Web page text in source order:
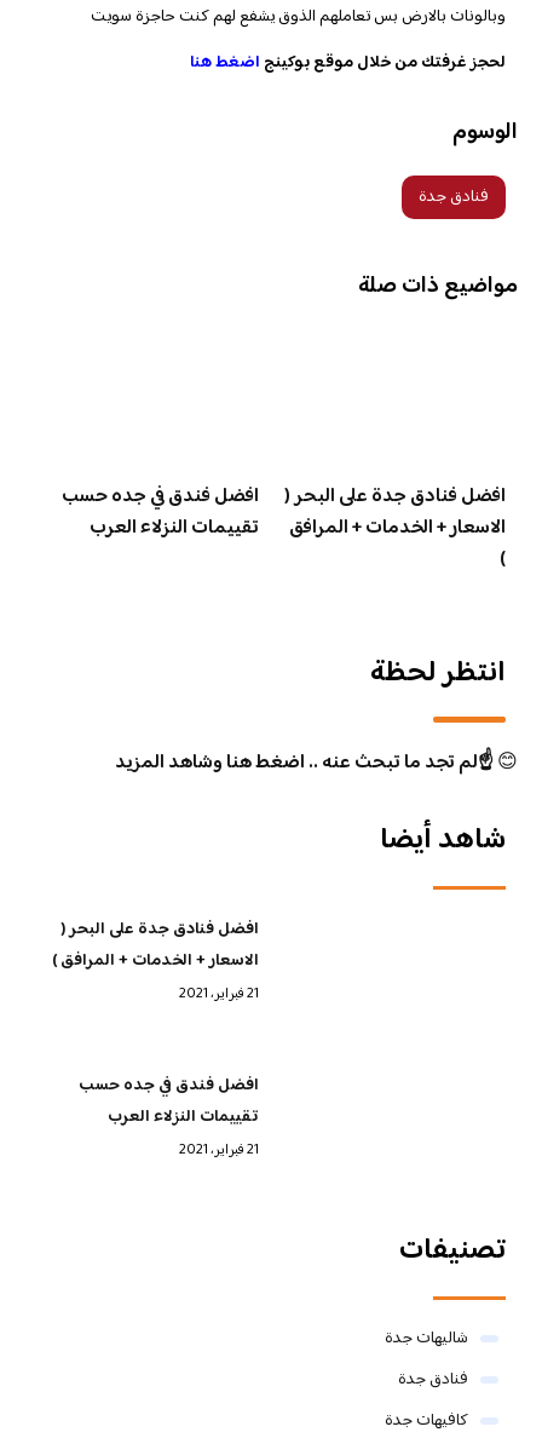
وبالونات بالارض بس تعاملهم الذوق يشفع لهم كنت حاجزة سويت
لحجز غرفتك من خلال موقع بوكينج اضغط هنا
الوسوم
فنادق جدة
مواضيع ذات صلة
افضل فنادق جدة على البحر (
الاسعار + الخدمات + المرافق
)
افضل فندق في جده حسب
تقييمات النزلاء العرب
انتظر لحظة
😊☝️لم تجد ما تبحث عنه .. اضغط هنا وشاهد المزيد
شاهد أيضا
افضل فنادق جدة على البحر (
الاسعار + الخدمات + المرافق )
21 فبراير، 2021
افضل فندق في جده حسب
تقييمات النزلاء العرب
21 فبراير، 2021
تصنيفات
شاليهات جدة
فنادق جدة
كافيهات جدة